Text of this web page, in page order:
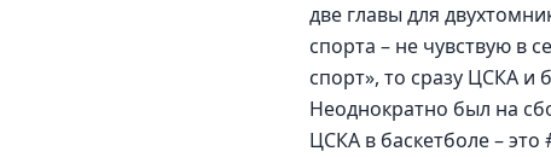
две главы для
спорта – не чувствую в
спорт», то сразу ЦСКА и
Неоднократно был на
ЦСКА в баскетболе –